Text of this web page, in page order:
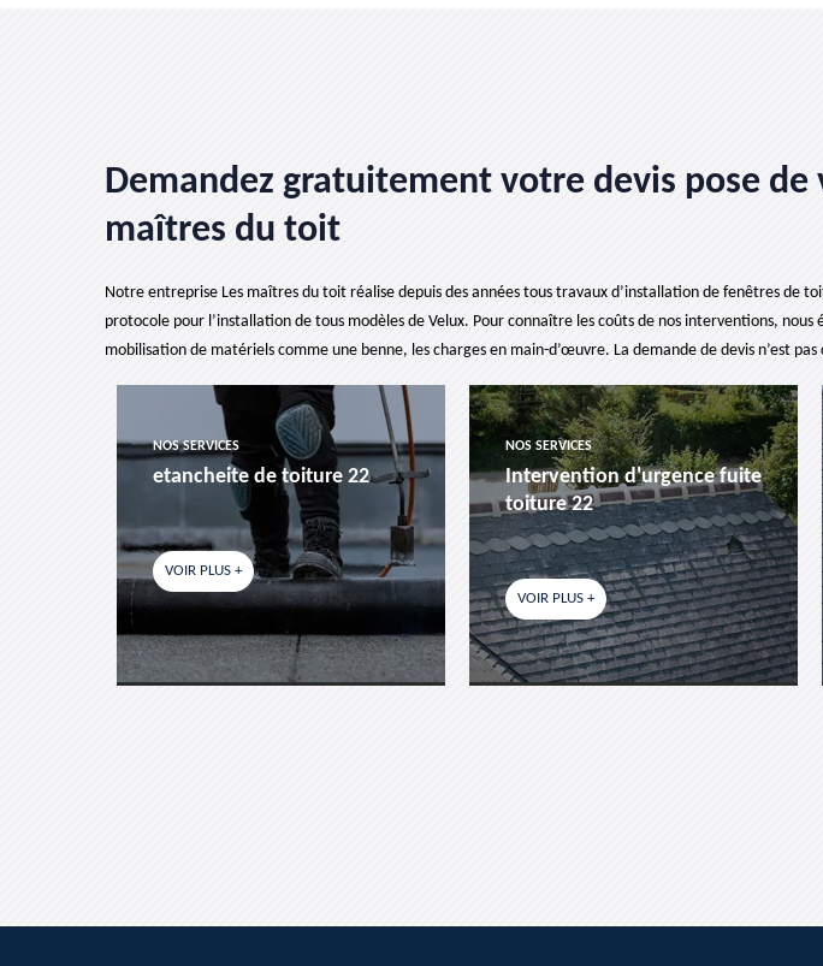
Demandez gratuitement votre devis pose
maîtres du toit
Notre entreprise Les maîtres du toit réalise depuis des années tous travaux d’installation de fenêtres de
protocole pour l’installation de tous modèles de Velux. Pour connaître les coûts de nos interventions,
mobilisation de matériels comme une benne, les charges en main-d’œuvre. La demande de devis n’est
NOS SERVICES
etancheite de toiture 22
VOIR PLUS +
NOS SERVICES
Intervention d'urgence fuite
toiture 22
VOIR PLUS +